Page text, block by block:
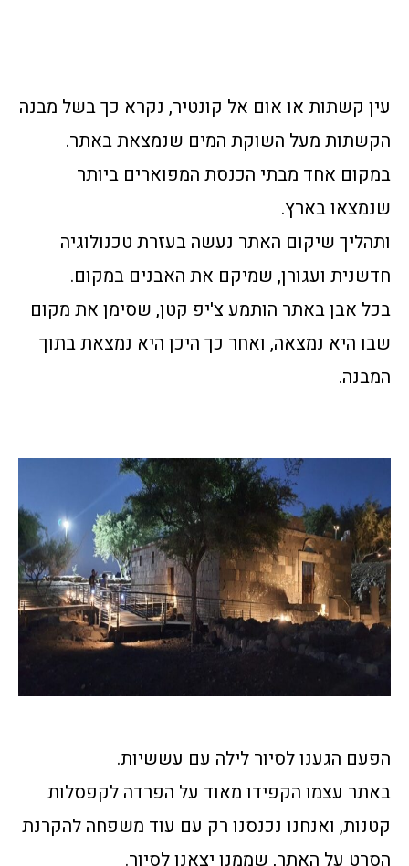
עין קשתות או אום אל קונטיר, נקרא כך בשל מבנה
הקשתות מעל השוקת המים שנמצאת באתר.
במקום אחד מבתי הכנסת המפוארים ביותר
שנמצאו בארץ.
ותהליך שיקום האתר נעשה בעזרת טכנולוגיה
חדשנית ועגורן, שמיקם את האבנים במקום.
בכל אבן באתר הותמע צ'יפ קטן, שסימן את מקום
שבו היא נמצאה, ואחר כך היכן היא נמצאת בתוך
המבנה.
הפעם הגענו לסיור לילה עם עששיות.
באתר עצמו הקפידו מאוד על הפרדה לקפסלות
קטנות, ואנחנו נכנסנו רק עם עוד משפחה להקרנת
הסרט על האתר, שממנו יצאנו לסיור.